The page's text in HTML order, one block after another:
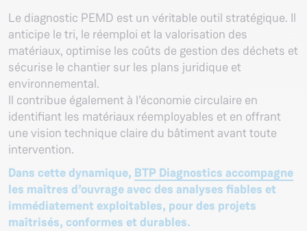
Le diagnostic PEMD est un véritable outil stratégique. Il
anticipe le tri, le réemploi et la valorisation des
matériaux, optimise les coûts de gestion des déchets et
sécurise le chantier sur les plans juridique et
environnemental.
Il contribue également à l’économie circulaire en
identifiant les matériaux réemployables et en offrant
une vision technique claire du bâtiment avant toute
intervention.
Dans cette dynamique, BTP Diagnostics accompagne
les maîtres d’ouvrage avec des analyses fiables et
immédiatement exploitables, pour des projets
maîtrisés, conformes et durables.